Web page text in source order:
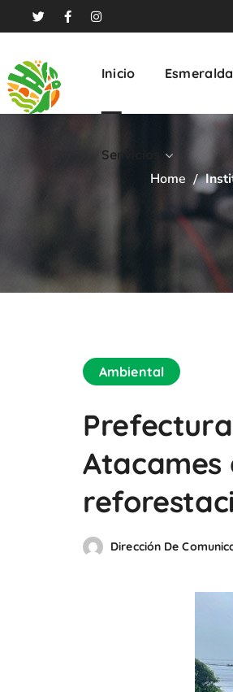
Inicio
Servicios
Home
Ambiental
Atacames
Dirección De